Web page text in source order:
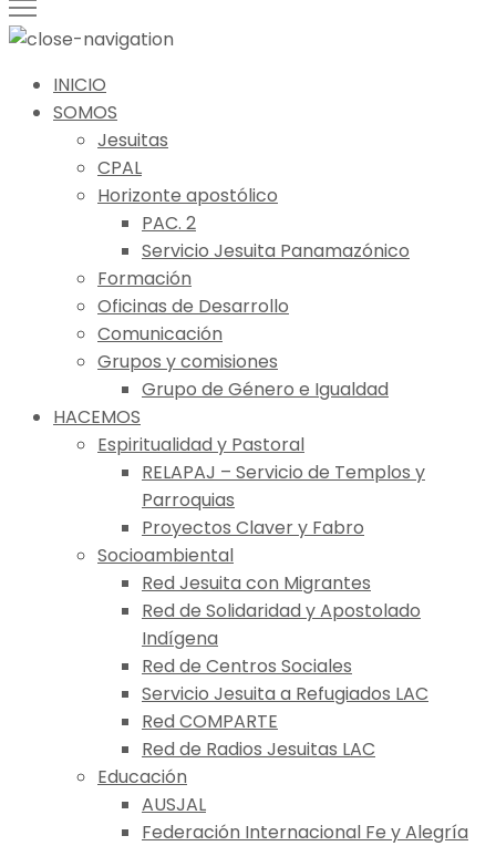
INICIO
SOMOS
Jesuitas
CPAL
Horizonte apostólico
PAC. 2
Servicio Jesuita Panamazónico
Formación
Oficinas de Desarrollo
Comunicación
Grupos y comisiones
Grupo de Género e Igualdad
HACEMOS
Espiritualidad y Pastoral
RELAPAJ – Servicio de Templos y
Parroquias
Proyectos Claver y Fabro
Socioambiental
Red Jesuita con Migrantes
Red de Solidaridad y Apostolado
Indígena
Red de Centros Sociales
Servicio Jesuita a Refugiados LAC
Red COMPARTE
Red de Radios Jesuitas LAC
Educación
AUSJAL
Federación Internacional Fe y Alegría